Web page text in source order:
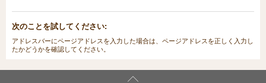
次のことを試してください:
アドレスバーにページアドレスを入力した場合は、ページアドレスを正しく入力し
たかどうかを確認してください。